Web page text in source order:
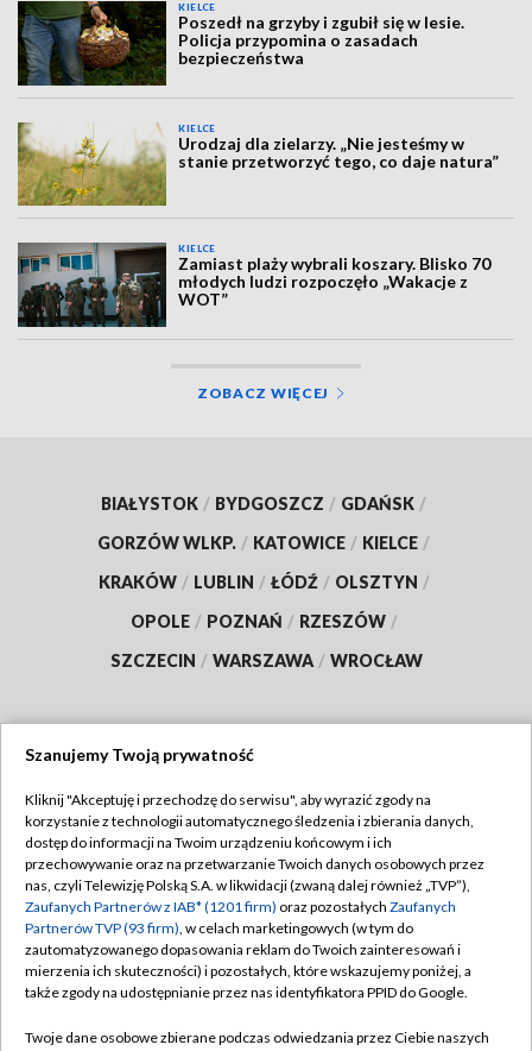
KIELCE
Poszedł na grzyby i zgubił się w lesie.
Policja przypomina o zasadach
bezpieczeństwa
KIELCE
Urodzaj dla zielarzy. „Nie jesteśmy w
stanie przetworzyć tego, co daje natura”
KIELCE
Zamiast plaży wybrali koszary. Blisko 70
młodych ludzi rozpoczęło „Wakacje z
WOT”
ZOBACZ WIĘCEJ
BIAŁYSTOK / BYDGOSZCZ / GDAŃSK /
GORZÓW WLKP. / KATOWICE / KIELCE /
KRAKÓW / LUBLIN / ŁÓDŹ / OLSZTYN /
OPOLE / POZNAŃ / RZESZÓW /
SZCZECIN / WARSZAWA / WROCŁAW
TVP
Abonament TVP
Emisja w TVP
Centrum informacji TVP
Naziemna Telewizja Cyfrowa
Regulamin TVP
Polityka prywatności
Moje zgody
Pomoc
Szanujemy Twoją prywatność
Kliknij "Akceptuję i przechodzę do serwisu", aby wyrazić zgody na
korzystanie z technologii automatycznego śledzenia i zbierania danych,
dostęp do informacji na Twoim urządzeniu końcowym i ich
przechowywanie oraz na przetwarzanie Twoich danych osobowych przez
nas, czyli Telewizję Polską S.A. w likwidacji (zwaną dalej również „TVP”),
Zaufanych Partnerów z IAB* (1201 firm) oraz pozostałych Zaufanych
Partnerów TVP (93 firm), w celach marketingowych (w tym do
zautomatyzowanego dopasowania reklam do Twoich zainteresowań i
mierzenia ich skuteczności) i pozostałych, które wskazujemy poniżej, a
także zgody na udostępnianie przez nas identyfikatora PPID do Google.
Twoje dane osobowe zbierane podczas odwiedzania przez Ciebie naszych